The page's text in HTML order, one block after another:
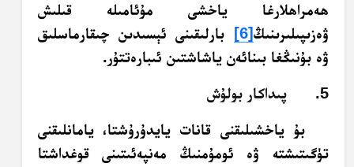
ھەمراھلارغا ياخشى مۇئامىلە قىلىش
ۋەزىپىلىرىنىڭ[6]
بارلىقىنى ئېسىدىن چىقارماسلىق
ۋە بۇنىڭغا بىنائەن ياشاشتىن ئىبارەتتۇر.
5. پىداكار بولۇش
بۇ ياخشىلىقنى قانات يايدۇرۇشتا، يامانلىقنى
تۈگىتىشتە ۋە ئومۇمنىڭ مەنپەئىتىنى قوغداشتا